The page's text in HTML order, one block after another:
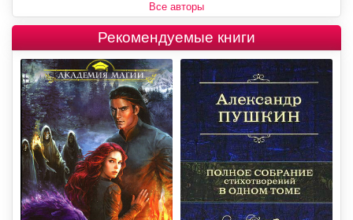
Все авторы
Рекомендуемые книги